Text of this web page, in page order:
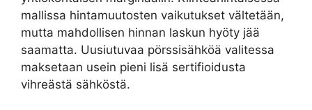
mallissa hintamuutosten vaikutukset vältetään,
mutta mahdollisen hinnan laskun hyöty jää
saamatta. Uusiutuvaa pörssisähköä valitessa
maksetaan usein pieni lisä sertifioidusta
vihreästä sähköstä.